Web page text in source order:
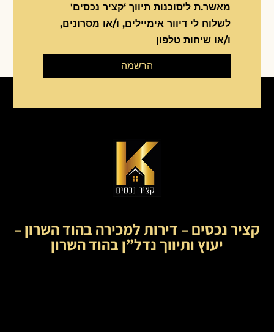
מאשר.ת ל'סוכנות תיווך ‘קציר נכסים'
לשלוח לי דיוור אימיילים, ו/או מסרונים,
ו/או שיחות טלפון
הרשמה
קציר נכסים – דירות למכירה בהוד השרון –
יעוץ ותיווך נדל”ן בהוד השרון